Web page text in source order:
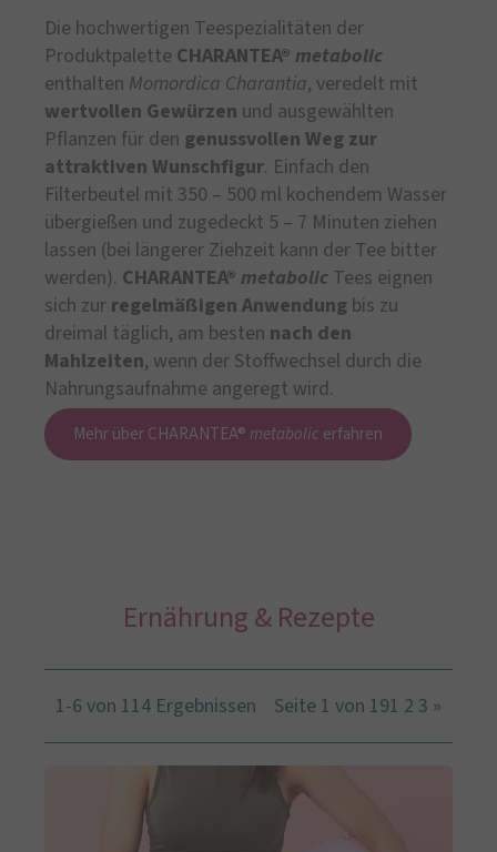
Die hochwertigen Teespezialitäten der
Produktpalette CHARANTEA® metabolic
enthalten Momordica Charantia, veredelt mit
wertvollen Gewürzen und ausgewählten
Pflanzen für den genussvollen Weg zur
attraktiven Wunschfigur. Einfach den
Filterbeutel mit 350 – 500 ml kochendem Wasser
übergießen und zugedeckt 5 – 7 Minuten ziehen
lassen (bei längerer Ziehzeit kann der Tee bitter
werden). CHARANTEA® metabolic Tees eignen
sich zur regelmäßigen Anwendung bis zu
dreimal täglich, am besten nach den
Mahlzeiten, wenn der Stoffwechsel durch die
Nahrungsaufnahme angeregt wird.
Mehr über CHARANTEA® metabolic erfahren
Ernährung & Rezepte
1-6 von 114 Ergebnissen Seite 1 von 191 2 3 »